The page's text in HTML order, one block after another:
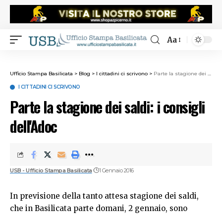
Aa
Ufficio Stampa Basilicata > Blog > I cittadini ci scrivono > Parte la stagione dei saldi: i consigli dell'Adoc
I CITTADINI CI SCRIVONO
Parte la stagione dei saldi: i consigli
dell'Adoc
USB - Ufficio Stampa Basilicata 1 Gennaio 2016
In previsione della tanto attesa stagione dei saldi,
che in Basilicata parte domani, 2 gennaio, sono